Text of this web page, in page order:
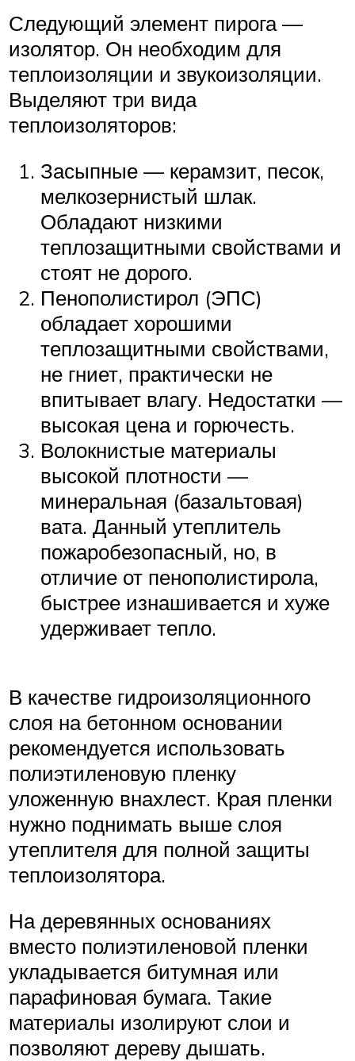
Следующий элемент пирога —
изолятор. Он необходим для
теплоизоляции и звукоизоляции.
Выделяют три вида
теплоизоляторов:
Засыпные — керамзит, песок,
мелкозернистый шлак.
Обладают низкими
теплозащитными свойствами и
стоят не дорого.
Пенополистирол (ЭПС)
обладает хорошими
теплозащитными свойствами,
не гниет, практически не
впитывает влагу. Недостатки —
высокая цена и горючесть.
Волокнистые материалы
высокой плотности —
минеральная (базальтовая)
вата. Данный утеплитель
пожаробезопасный, но, в
отличие от пенополистирола,
быстрее изнашивается и хуже
удерживает тепло.
В качестве гидроизоляционного
слоя на бетонном основании
рекомендуется использовать
полиэтиленовую пленку
уложенную внахлест. Края пленки
нужно поднимать выше слоя
утеплителя для полной защиты
теплоизолятора.
На деревянных основаниях
вместо полиэтиленовой пленки
укладывается битумная или
парафиновая бумага. Такие
материалы изолируют слои и
позволяют дереву дышать.